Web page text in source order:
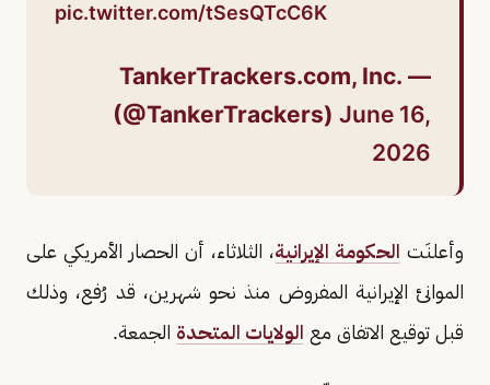
pic.twitter.com/tSesQTcC6K
— TankerTrackers.com, Inc.
(@TankerTrackers) June 16,
2026
وأعلنَت الحكومة الإيرانية، الثلاثاء، أن الحصار الأمريكي على
الموانئ الإيرانية المفروض منذ نحو شهرين، قد رُفع، وذلك
قبل توقيع الاتفاق مع الولايات المتحدة الجمعة.